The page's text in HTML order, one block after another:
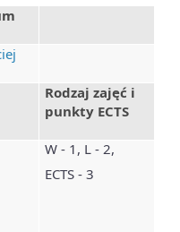
Rodzaj zajęć i
punkty ECTS
W - 1, L - 2,
ECTS - 3